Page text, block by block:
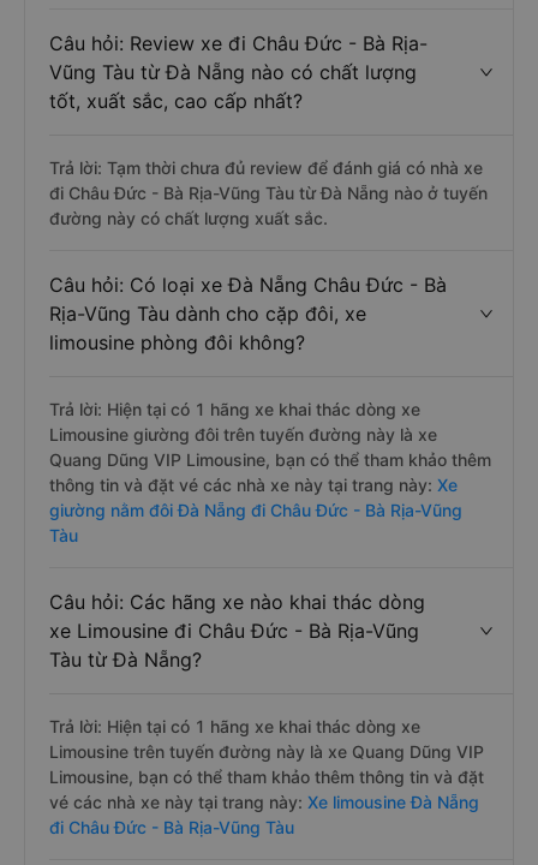
Câu hỏi: Review xe đi Châu Đức - Bà Rịa-
Vũng Tàu từ Đà Nẵng nào có chất lượng
tốt, xuất sắc, cao cấp nhất?
Trả lời: Tạm thời chưa đủ review để đánh giá có nhà xe
đi Châu Đức - Bà Rịa-Vũng Tàu từ Đà Nẵng nào ở tuyến
đường này có chất lượng xuất sắc.
Câu hỏi: Có loại xe Đà Nẵng Châu Đức - Bà
Rịa-Vũng Tàu dành cho cặp đôi, xe
limousine phòng đôi không?
Trả lời: Hiện tại có 1 hãng xe khai thác dòng xe
Limousine giường đôi trên tuyến đường này là xe
Quang Dũng VIP Limousine, bạn có thể tham khảo thêm
thông tin và đặt vé các nhà xe này tại trang này: Xe
giường nằm đôi Đà Nẵng đi Châu Đức - Bà Rịa-Vũng
Tàu
Câu hỏi: Các hãng xe nào khai thác dòng
xe Limousine đi Châu Đức - Bà Rịa-Vũng
Tàu từ Đà Nẵng?
Trả lời: Hiện tại có 1 hãng xe khai thác dòng xe
Limousine trên tuyến đường này là xe Quang Dũng VIP
Limousine, bạn có thể tham khảo thêm thông tin và đặt
vé các nhà xe này tại trang này: Xe limousine Đà Nẵng
đi Châu Đức - Bà Rịa-Vũng Tàu